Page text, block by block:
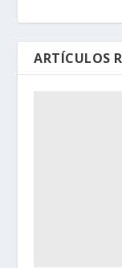
ARTÍCULOS